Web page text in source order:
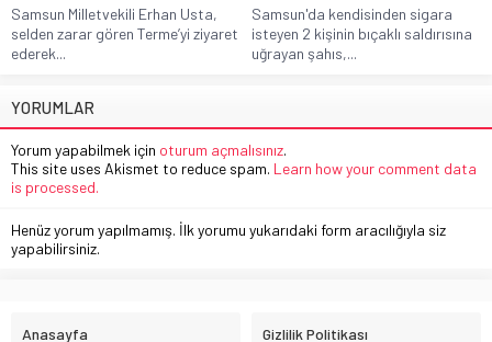
Samsun Milletvekili Erhan Usta,
selden zarar gören Terme’yi ziyaret
ederek...
Samsun'da kendisinden sigara
isteyen 2 kişinin bıçaklı saldırısına
uğrayan şahıs,...
YORUMLAR
Yorum yapabilmek için oturum açmalısınız.
This site uses Akismet to reduce spam. Learn how your comment data
is processed.
Henüz yorum yapılmamış. İlk yorumu yukarıdaki form aracılığıyla siz
yapabilirsiniz.
Anasayfa Gizlilik Politikası